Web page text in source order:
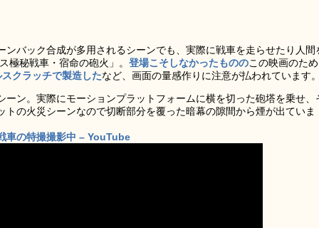
バック合成が多用されるシーンでも、実際に戦車を走らせたり人間
極秘戦車・宿命の砲火」。 登場こそしなかったもののこの映画のた
クラッチで製造したなど、画面の量感作りに注意が払われています。
ン。実際にモーションプラットフォームに横を切った砲塔を乗せ、
の火災シーンなので切断部分を覆った暗幕の隙間から煙が出ていま
車の特撮撮影中 – YouTube